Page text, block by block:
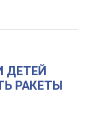
ДЕТЕЙ
РАКЕТЫ